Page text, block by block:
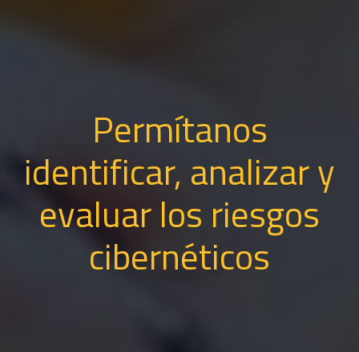
Permítanos
identificar, analizar y
evaluar los riesgos
cibernéticos